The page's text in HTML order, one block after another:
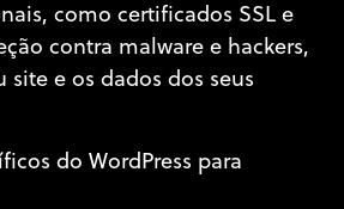
como certificados SSL e
contra malware e hackers,
site e os dados dos seus
do WordPress para